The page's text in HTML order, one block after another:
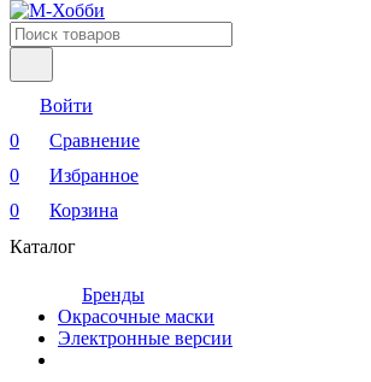
Войти
0
Сравнение
0
Избранное
0
Корзина
Каталог
Бренды
Окрасочные маски
Электронные версии